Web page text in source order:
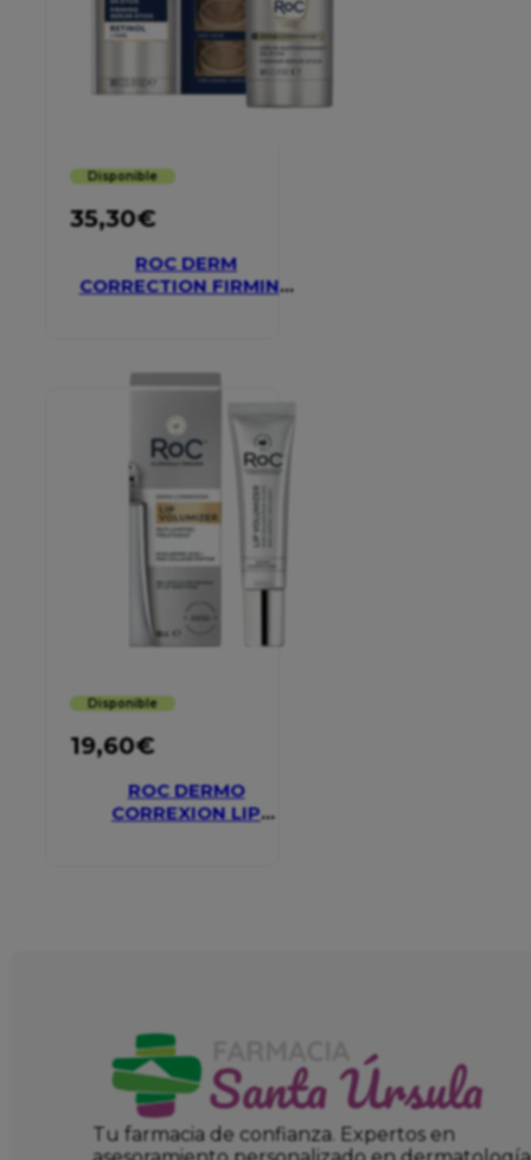
Disponible
35,30€
ROC DERM
CORRECTION FIRMING
Disponible
19,60€
ROC DERMO
CORREXION LIP
Tu farmacia de confianza. Expertos en